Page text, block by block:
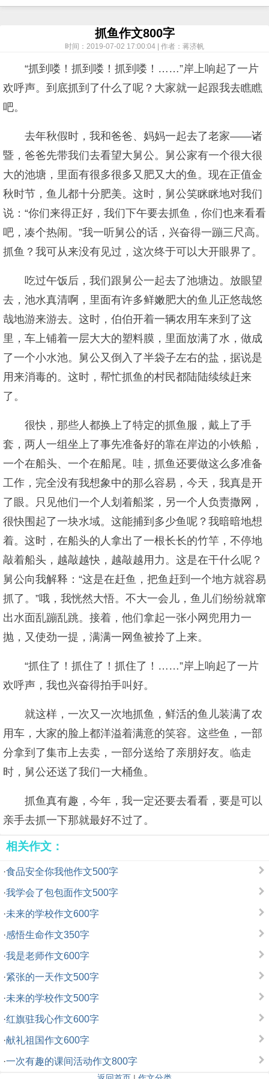
抓鱼作文800字
时间：2019-07-02 17:00:04 | 作者：蒋济帆
“抓到喽！抓到喽！抓到喽！……”岸上响起了一片
欢呼声。到底抓到了什么了呢？大家就一起跟我去瞧瞧
吧。
去年秋假时，我和爸爸、妈妈一起去了老家——诸
暨，爸爸先带我们去看望大舅公。舅公家有一个很大很
大的池塘，里面有很多很多又肥又大的鱼。现在正值金
秋时节，鱼儿都十分肥美。这时，舅公笑眯眯地对我们
说：“你们来得正好，我们下午要去抓鱼，你们也来看看
吧，凑个热闹。”我一听舅公的话，兴奋得一蹦三尺高。
抓鱼？我可从来没有见过，这次终于可以大开眼界了。
吃过午饭后，我们跟舅公一起去了池塘边。放眼望
去，池水真清啊，里面有许多鲜嫩肥大的鱼儿正悠哉悠
哉地游来游去。这时，伯伯开着一辆农用车来到了这
里，车上铺着一层大大的塑料膜，里面放满了水，做成
了一个小水池。舅公又倒入了半袋子左右的盐，据说是
用来消毒的。这时，帮忙抓鱼的村民都陆陆续续赶来
了。
很快，那些人都换上了特定的抓鱼服，戴上了手
套，两人一组坐上了事先准备好的靠在岸边的小铁船，
一个在船头、一个在船尾。哇，抓鱼还要做这么多准备
工作，完全没有我想象中的那么容易，今天，我真是开
了眼。只见他们一个人划着船桨，另一个人负责撒网，
很快围起了一块水域。这能捕到多少鱼呢？我暗暗地想
着。这时，在船头的人拿出了一根长长的竹竿，不停地
敲着船头，越敲越快，越敲越用力。这是在干什么呢？
舅公向我解释：“这是在赶鱼，把鱼赶到一个地方就容易
抓了。”哦，我恍然大悟。不大一会儿，鱼儿们纷纷就窜
出水面乱蹦乱跳。接着，他们拿起一张小网兜用力一
抛，又使劲一提，满满一网鱼被拎了上来。
“抓住了！抓住了！抓住了！……”岸上响起了一片
欢呼声，我也兴奋得拍手叫好。
就这样，一次又一次地抓鱼，鲜活的鱼儿装满了农
用车，大家的脸上都洋溢着满意的笑容。这些鱼，一部
分拿到了集市上去卖，一部分送给了亲朋好友。临走
时，舅公还送了我们一大桶鱼。
抓鱼真有趣，今年，我一定还要去看看，要是可以
亲手去抓一下那就最好不过了。
相关作文：
·食品安全你我他作文500字
·我学会了包包面作文500字
·未来的学校作文600字
·感悟生命作文350字
·我是老师作文600字
·紧张的一天作文500字
·未来的学校作文500字
·红旗驻我心作文600字
·献礼祖国作文600字
·一次有趣的课间活动作文800字